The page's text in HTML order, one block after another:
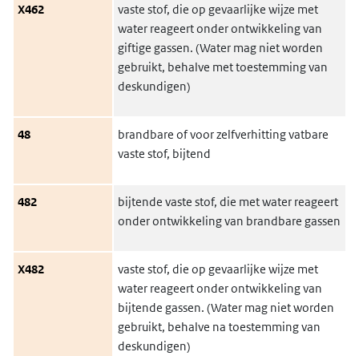
X462
vaste stof, die op gevaarlijke wijze met
water reageert onder ontwikkeling van
giftige gassen. (Water mag niet worden
gebruikt, behalve met toestemming van
deskundigen)
48
brandbare of voor zelfverhitting vatbare
vaste stof, bijtend
482
bijtende vaste stof, die met water reageert
onder ontwikkeling van brandbare gassen
X482
vaste stof, die op gevaarlijke wijze met
water reageert onder ontwikkeling van
bijtende gassen. (Water mag niet worden
gebruikt, behalve na toestemming van
deskundigen)